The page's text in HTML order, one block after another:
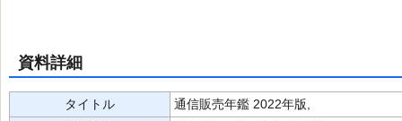
資料詳細
タイトル
通信販売年鑑 2022年版,